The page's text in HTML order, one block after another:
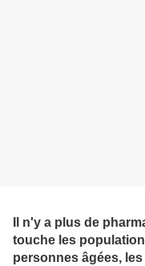
Il n'y a plus de
touche les
personnes âgées,